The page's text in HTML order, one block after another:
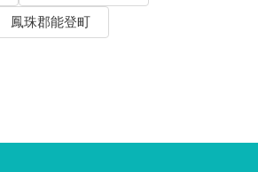
鳳珠郡能登町